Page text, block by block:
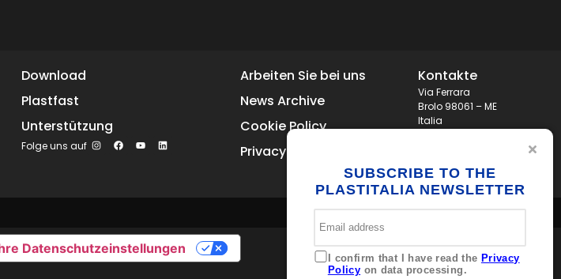
Download
Plastfast
Unterstützung
Folge uns auf
Arbeiten Sie bei uns
News Archive
Cookie Policy
Privacy
Kontakte
Via Ferrara
Brolo 98061 – ME
Italia
info@plastitaliaspa.com
SUBSCRIBE TO THE
PLASTITALIA NEWSLETTER
I confirm that I have read the Privacy
Policy on data processing.
Datenschutzeinstellungen